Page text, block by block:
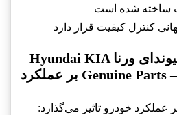
ساخته شده است
کنترل کیفیت قرار دارد
تاثیر درب جلو چپ هیوندای ورنا Hyundai KIA
Genuine Parts – Mobis 7600325031 بر عملکرد
عملکرد خودرو تاثیر می‌گذارد: